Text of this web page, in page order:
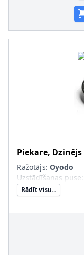
Piekare, Dzinējs
Ražotājs: Oyodo
Uzstādīšanas puse:
Rādīt visu...